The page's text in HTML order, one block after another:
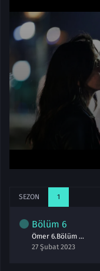
SEZON 1
Bölüm 6
Ömer 6.Bölüm izle
27 Şubat 2023